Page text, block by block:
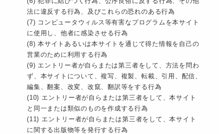
法に違反する行為、及びこれらの恐れのある行為
(7) コンピュータウィルス等有害なプログラムを本サイト
に使用し、他者に感染させる行為
(8) 本サイトあるいは本サイトを通じて得た情報を自己の
営業のために利用する行為
(9) エントリー者が自らまたは第三者をして、方法を問わ
ず、本サイトについて、複写、複製、転載、引用、配信、
編集、翻案、改変、改竄、翻訳等をする行為
(10) エントリー者が自らまたは第三者をして、本サイト
と同一または類似のものを作成する行為
(11) エントリー者が自らまたは第三者をして、本サイト
に関する出版物等を発行する行為